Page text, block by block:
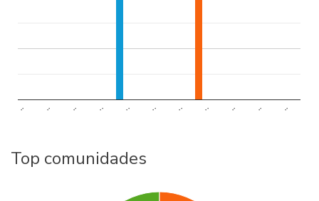
.. .. .. .. .. .. .. .. .. .. ..
Top comunidades